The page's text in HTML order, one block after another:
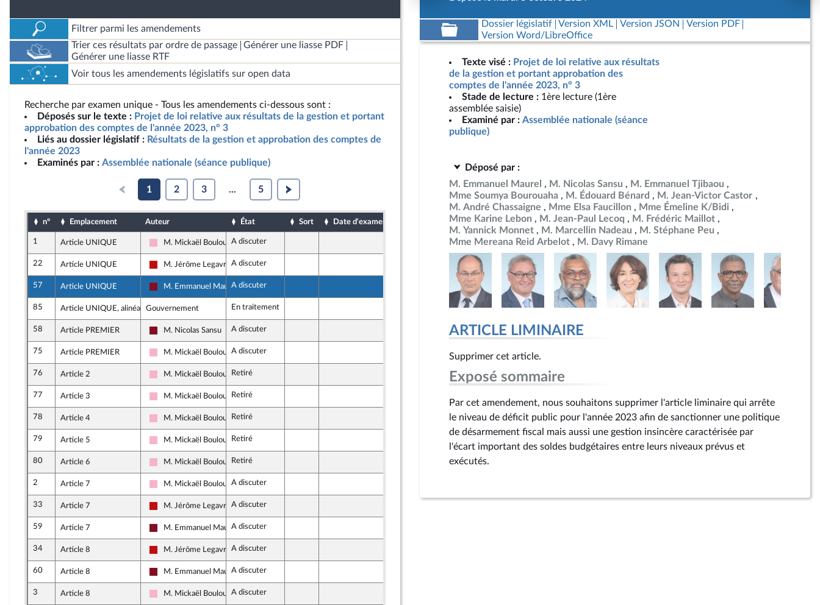
Filtrer parmi les amendements
Trier ces résultats par ordre de passage
Générer une liasse PDF
Générer une liasse RTF
Voir tous les amendements législatifs sur open data
Recherche par examen unique - Tous les amendements ci-dessous sont :
Déposés sur le texte : Projet de loi relative aux résultats de la gestion et portant
approbation des comptes de l'année 2023, n° 3
Liés au dossier législatif : Résultats de la gestion et approbation des comptes de
l'année 2023
Examinés par : Assemblée nationale (séance publique)
1 2 3 ... 5
n° Emplacement Auteur État Sort Date d'examen Date de dépôt
1 Article UNIQUE
Socialistes et apparentés
M. Mickaël Bouloux A discuter 1 octobre 2024
22 Article UNIQUE
La France insoumise - Nouveau Front Populaire
M. Jérôme Legavre A discuter
57 Article UNIQUE
Gauche Démocrate et Républicaine
M. Emmanuel MaurelA discuter
85 Article UNIQUE, alinéa 2Gouvernement En traitement 14 octobre 2024
58 Article PREMIER
Gauche Démocrate et Républicaine
M. Nicolas Sansu A discuter 8 octobre 2024
75 Article PREMIER
Socialistes et apparentés
M. Mickaël Bouloux A discuter 10 octobre 2024
76 Article 2
Socialistes et apparentés
M. Mickaël Bouloux Retiré 10 octobre 2024
77 Article 3
Socialistes et apparentés
M. Mickaël Bouloux Retiré
78 Article 4
Socialistes et apparentés
M. Mickaël Bouloux Retiré 10 octobre 2024
79 Article 5
Socialistes et apparentés
M. Mickaël Bouloux Retiré
80 Article 6
Socialistes et apparentés
M. Mickaël Bouloux Retiré 10 octobre 2024
2 Article 7
Socialistes et apparentés
M. Mickaël Bouloux A discuter
33 Article 7
La France insoumise - Nouveau Front Populaire
M. Jérôme Legavre A discuter
59 Article 7
Gauche Démocrate et Républicaine
M. Emmanuel MaurelA discuter
34 Article 8
La France insoumise - Nouveau Front Populaire
M. Jérôme Legavre A discuter
60 Article 8
Gauche Démocrate et Républicaine
M. Emmanuel MaurelA discuter
3 Article 8
Socialistes et apparentés
M. Mickaël Bouloux A discuter
Dossier législatif Version XML Version JSON
Version PDF
Version Word/LibreOffice
Texte visé : Projet de loi relative aux résultats
de la gestion et portant approbation des
comptes de l'année 2023, n° 3
Stade de lecture : 1ère lecture (1ère
assemblée saisie)
Examiné par : Assemblée nationale (séance
publique)
Déposé par :
M. Emmanuel Maurel
M. Nicolas Sansu
M. Emmanuel Tjibaou
Mme Soumya Bourouaha
M. Édouard Bénard
M. Jean-Victor Castor
M. André Chassaigne
Mme Elsa Faucillon
Mme Émeline K/Bidi
Mme Karine Lebon
M. Jean-Paul Lecoq
M. Frédéric Maillot
M. Yannick Monnet
M. Marcellin Nadeau
M. Stéphane Peu
Mme Mereana Reid Arbelot
M. Davy Rimane
ARTICLE LIMINAIRE
Supprimer cet article.
Exposé sommaire
Par cet amendement, nous souhaitons supprimer l'article liminaire qui arrête
le niveau de déficit public pour l'année 2023 afin de sanctionner une politique
de désarmement fiscal mais aussi une gestion insincère caractérisée par
l'écart important des soldes budgétaires entre leurs niveaux prévus et
exécutés.